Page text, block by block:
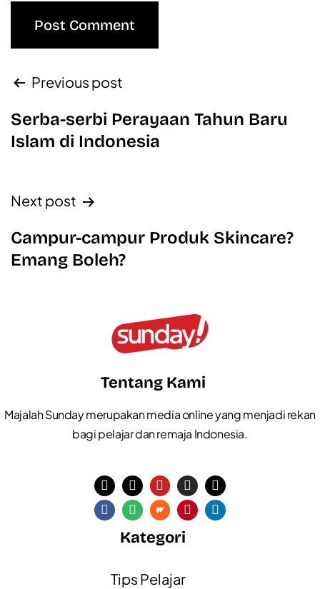
Previous post
Serba-serbi Perayaan Tahun Baru
Islam di Indonesia
Next post
Campur-campur Produk Skincare?
Emang Boleh?
Tentang Kami
Majalah Sunday merupakan media online yang menjadi rekan
bagi pelajar dan remaja Indonesia.
Kategori
Tips Pelajar